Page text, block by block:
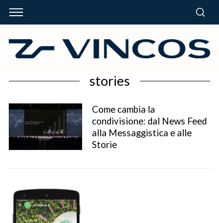
stories
Come cambia la
condivisione: dal News Feed
alla Messaggistica e alle
Storie